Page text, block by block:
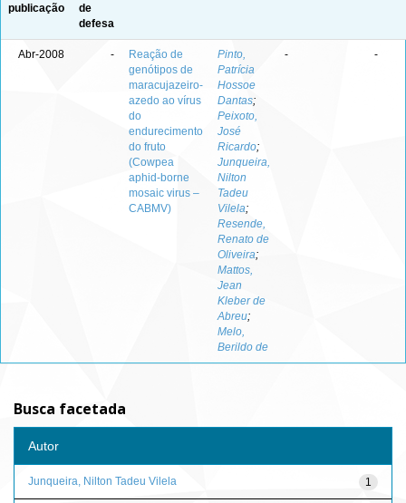
publicação
de
defesa
Abr-2008 -
Reação de
genótipos de
maracujazeiro-
azedo ao vírus
do
endurecimento
do fruto
(Cowpea
aphid-borne
mosaic virus –
CABMV)
Pinto,
Patrícia
Hossoe
Dantas;
Peixoto,
José
Ricardo;
Junqueira,
Nilton
Tadeu
Vilela;
Resende,
Renato de
Oliveira;
Mattos,
Jean
Kleber de
Abreu;
Melo,
Berildo de
- -
Busca facetada
Autor
1
Junqueira, Nilton Tadeu Vilela